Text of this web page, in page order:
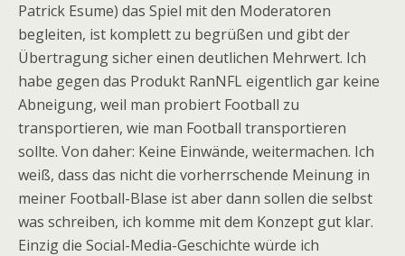
Patrick Esume) das Spiel mit den Moderatoren
begleiten, ist komplett zu begrüßen und gibt der
Übertragung sicher einen deutlichen Mehrwert. Ich
habe gegen das Produkt RanNFL eigentlich gar keine
Abneigung, weil man probiert Football zu
transportieren, wie man Football transportieren
sollte. Von daher: Keine Einwände, weitermachen. Ich
weiß, dass das nicht die vorherrschende Meinung in
meiner Football-Blase ist aber dann sollen die selbst
was schreiben, ich komme mit dem Konzept gut klar.
Einzig die Social-Media-Geschichte würde ich